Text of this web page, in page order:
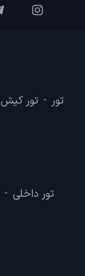
تور - تور کیش
تور داخلی -